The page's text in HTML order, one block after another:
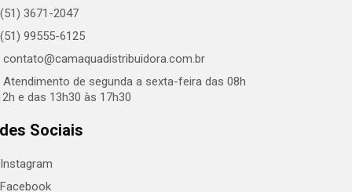
(51) 3671-2047
(51) 99555-6125
contato@camaquadistribuidora.com.br
Atendimento de segunda a sexta-feira das 08h
e das 13h30 às 17h30
Sociais
Instagram
Facebook